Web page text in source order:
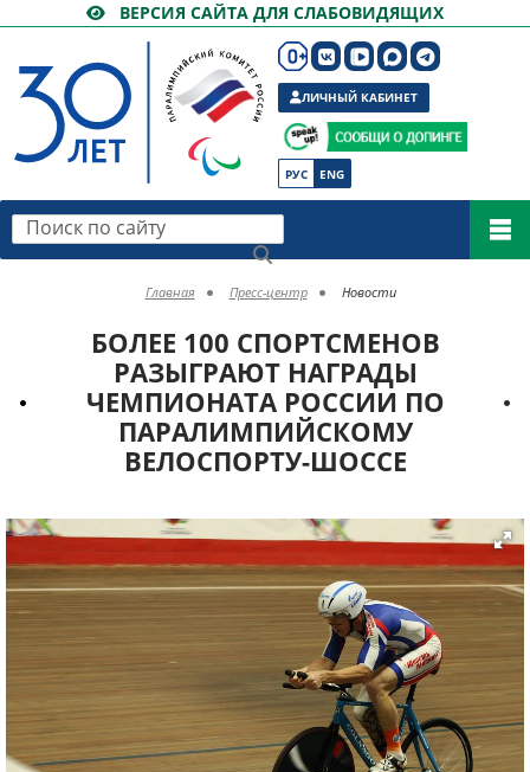
ВЕРСИЯ САЙТА ДЛЯ СЛАБОВИДЯЩИХ
РУС ENG
ЛИЧНЫЙ КАБИНЕТ
Поиск по сайту
Главная Пресс-центр Новости
БОЛЕЕ 100 СПОРТСМЕНОВ
РАЗЫГРАЮТ НАГРАДЫ
ЧЕМПИОНАТА РОССИИ ПО
ПАРАЛИМПИЙСКОМУ
ВЕЛОСПОРТУ-ШОССЕ